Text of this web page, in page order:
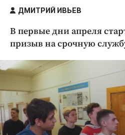
Народные новости
Благоустройство
Культура
Недвижимость и ЖКХ
Образование
Общество
Погода
ДМИТРИЙ ИВЬЕВ
В первые дни апреля
призыв на срочную